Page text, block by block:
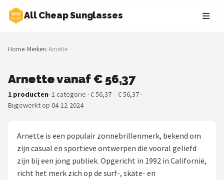
All Cheap Sunglasses
Zoeken
NAVIGATIE
Merken
Zonnebrillen
Baby zonnebrillen
Home/Merken/Arnette
Arnette vanaf € 56,37
1 producten· 1 categorie · € 56,37 – € 56,37 ·
Bijgewerkt op 04-12-2024
Arnette is een populair zonnebrillenmerk, bekend om
zijn casual en sportieve ontwerpen die vooral geliefd
zijn bij een jong publiek. Opgericht in 1992 in Californië,
richt het merk zich op de surf-, skate- en